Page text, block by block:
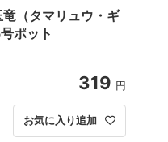
（タマリュウ・ギ
ポット
319 円
お気に入り追加